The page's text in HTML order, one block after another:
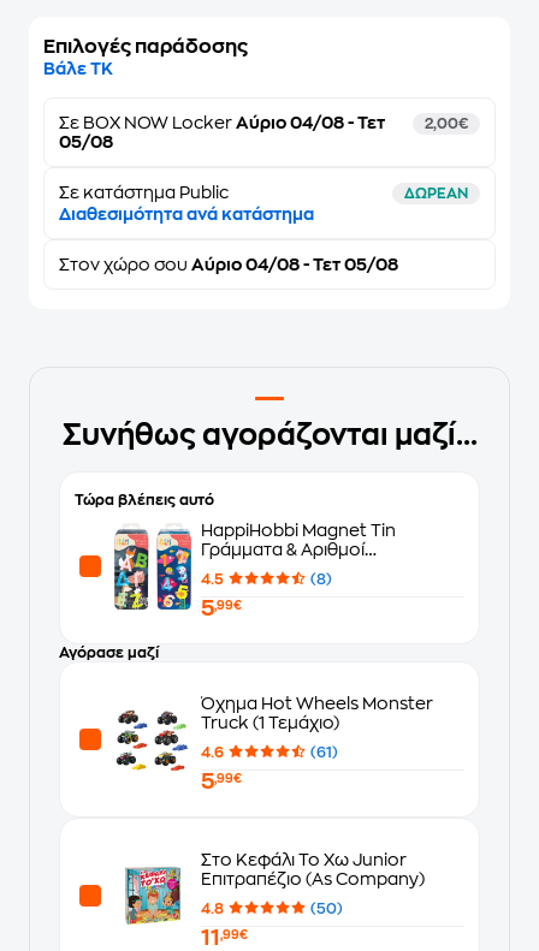
Επιλογές παράδοσης
Βάλε ΤΚ
Σε BOX NOW Locker Αύριο 04/08 - Τετ
05/08
2,00€
Σε κατάστημα Public ΔΩΡΕΑΝ
Διαθεσιμότητα ανά κατάστημα
Στον χώρο σου Αύριο 04/08 - Τετ 05/08
Συνήθως αγοράζονται μαζί...
Τώρα βλέπεις αυτό
HappiHobbi Magnet Tin
Γράμματα & Αριθμοί
Εκπαιδευτικοί Χάρτινοι
Μαγνήτες 1 Τμχ - Τυχαία
Επιλογή Σχεδίου
4.5 (8)
5,99€
Αγόρασε μαζί
Όχημα Hot Wheels Monster
Truck (1 Τεμάχιο)
4.6 (61)
5,99€
Στο Κεφάλι Το Χω Junior
Επιτραπέζιο (As Company)
4.8 (50)
11 ,99€